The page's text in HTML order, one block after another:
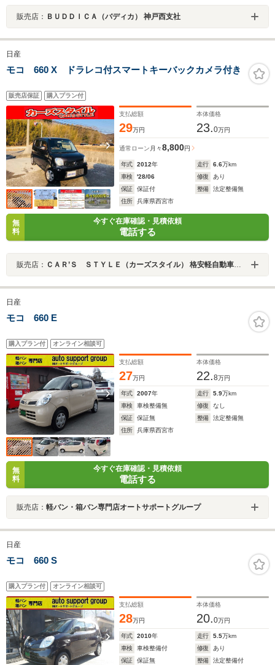
販売店： ＢＵＤＤＩＣＡ（バディカ） 神戸西支社
日産
モコ 660 X ドラレコ付スマートキーバックカメラ付き
販売店保証 購入プラン付
支払総額
29万円
本体価格
23.0万円
通常ローン 月々8,800円
年式 2012年 走行 6.6万km
車検
'28/06 修復
あり
保証
保証付 整備
法定整備無
住所
兵庫県西宮市
無
料
今すぐ在庫確認・見積依頼
電話する
販売店： ＣＡＲ’Ｓ ＳＴＹＬＥ（カーズスタイル） 格安軽自動車専門店
日産
モコ 660 E
購入プラン付 オンライン相談可
支払総額
27万円
本体価格
22.8万円
年式 2007年 走行 5.9万km
車検
車検整備無 修復
なし
保証
保証無 整備
法定整備無
住所
兵庫県西宮市
無
料
今すぐ在庫確認・見積依頼
電話する
販売店： 軽バン・箱バン専門店オートサポートグループ
日産
モコ 660 S
購入プラン付 オンライン相談可
支払総額
28万円
本体価格
20.0万円
年式 2010年 走行 5.5万km
車検
車検整備付 修復
あり
保証
保証無 整備
法定整備付